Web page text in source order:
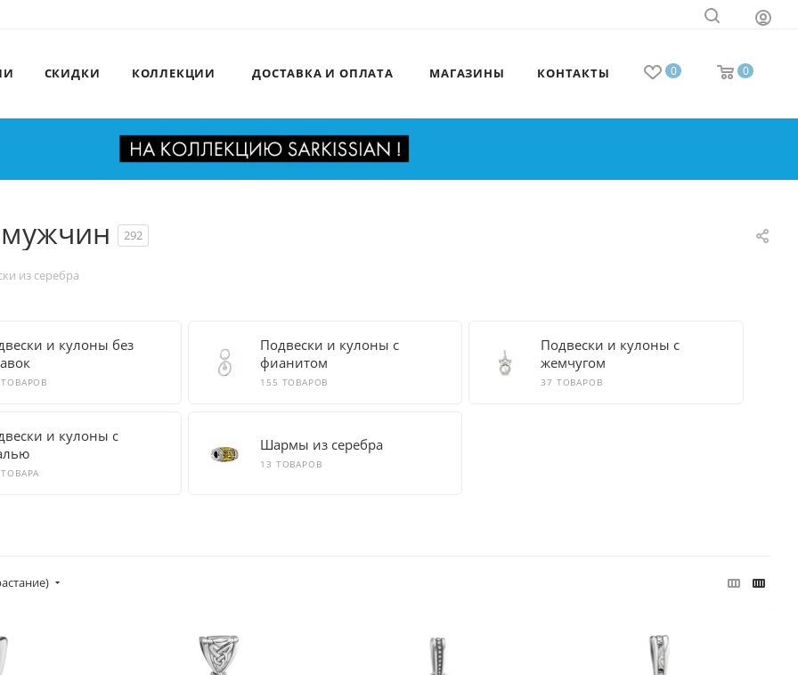
0 0
СКИДКИ КОЛЛЕКЦИИ ДОСТАВКА И ОПЛАТА МАГАЗИНЫ КОНТАКТЫ
292
из серебра
и кулоны без
Подвески и кулоны с
фианитом
155 ТОВАРОВ
Подвески и кулоны с
жемчугом
37 ТОВАРОВ
и кулоны с
Шармы из серебра
13 ТОВАРОВ